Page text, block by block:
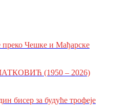
преко Чешке и Мађарске
(1950 – 2026)
бисер за будуће трофеје